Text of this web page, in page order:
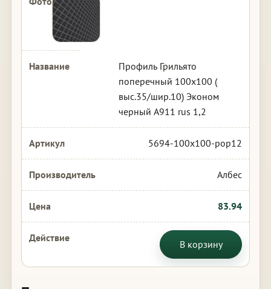
Профиль Грильято
поперечный 100х100 (
выс.35/шир.10) Эконом
черный А911 rus 1,2
5694-100x100-pop12
Албес
83.94
В корзину